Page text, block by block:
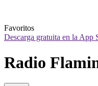
Favoritos
Descarga gratuita en la App
Radio